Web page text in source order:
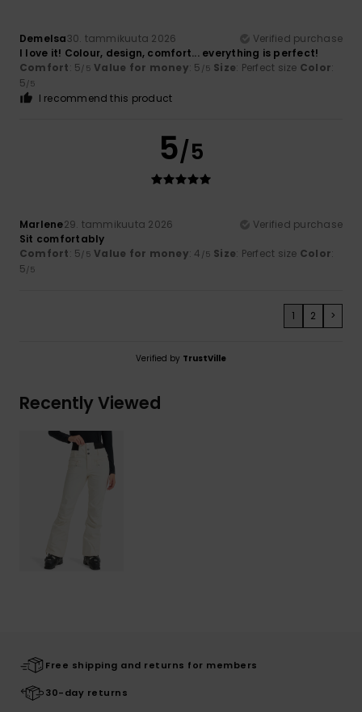
Demelsa30. tammikuuta 2026
Verified purchase
I love it! Colour, design, comfort... everything is perfect!
Comfort: 5/5 Value for money: 5 /5 Size: Perfect size Color:
5/5
I recommend this product
5/5
Marlene29. tammikuuta 2026
Verified purchase
Sit comfortably
Comfort: 5/5 Value for money: 4 /5 Size: Perfect size Color:
5/5
1 2 >
Verified by TrustVille
Recently Viewed
Free shipping and returns for members
30-day returns